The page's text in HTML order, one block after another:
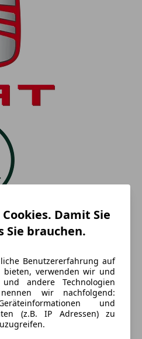
Damit Sie
Sie brauchen.
Benutzererfahrung auf
bieten, verwenden wir und
andere Technologien
wir nachfolgend:
und
(z.B. IP Adressen) zu